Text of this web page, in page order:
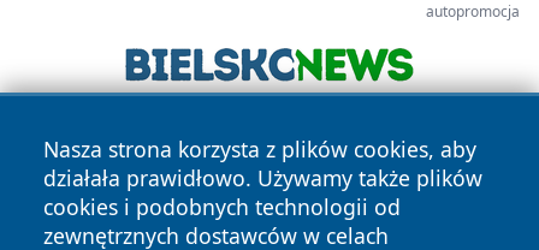
autopromocja
Nasza strona korzysta z plików cookies, aby
działała prawidłowo. Używamy także plików
cookies i podobnych technologii od
zewnętrznych dostawców w celach